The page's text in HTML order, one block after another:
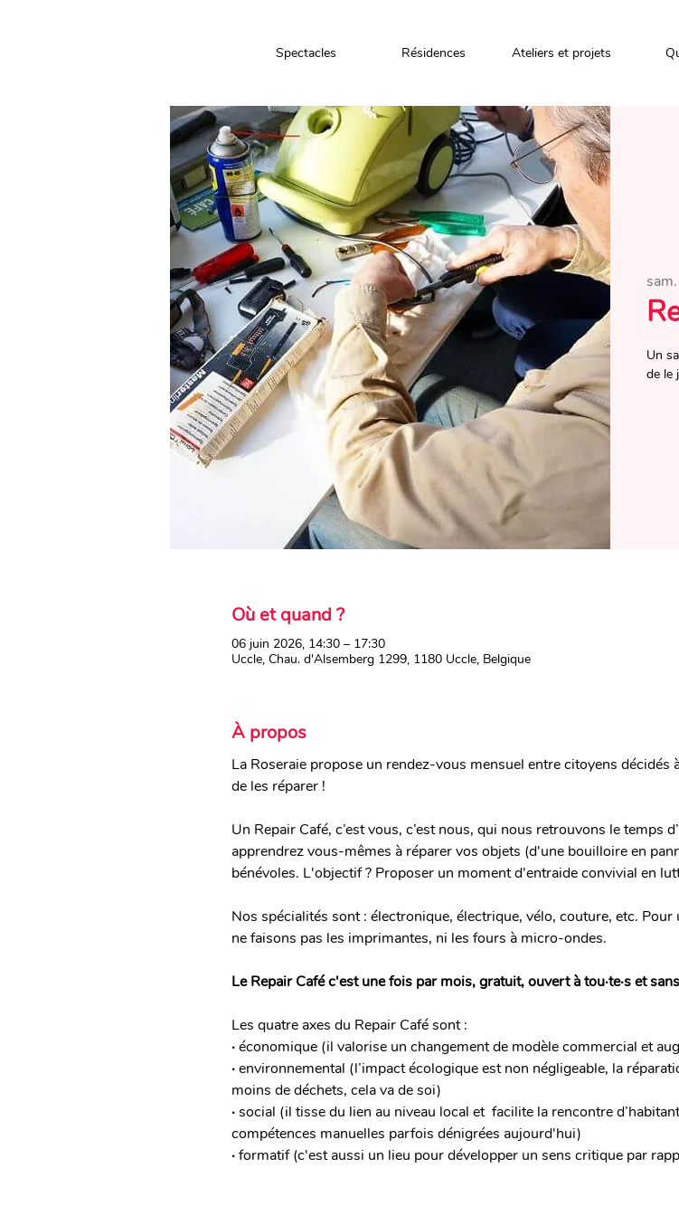
Spectacles
Résidences Ateliers et projets
Un
de le
Où et quand ?
06 juin 2026, 14:30 – 17:30
Uccle, Chau. d'Alsemberg 1299, 1180 Uccle, Belgique
À propos
La Roseraie propose un rendez-vous mensuel entre citoyens décidés
de les réparer !
Un Repair Café, c’est vous, c’est nous, qui nous retrouvons le temps
apprendrez vous-mêmes à réparer vos objets (d'une bouilloire en
bénévoles. L'objectif ? Proposer un moment d'entraide convivial en
Nos spécialités sont : électronique, électrique, vélo, couture, etc.
ne faisons pas les imprimantes, ni les fours à micro-ondes.
Le Repair Café c'est une fois par mois, gratuit, ouvert à tou·te·s et
Les quatre axes du Repair Café sont :
· économique (il valorise un changement de modèle commercial et
· environnemental (l’impact écologique est non négligeable, la
moins de déchets, cela va de soi)
· social (il tisse du lien au niveau local et  facilite la rencontre
compétences manuelles parfois dénigrées aujourd'hui)
· formatif (c'est aussi un lieu pour développer un sens critique par